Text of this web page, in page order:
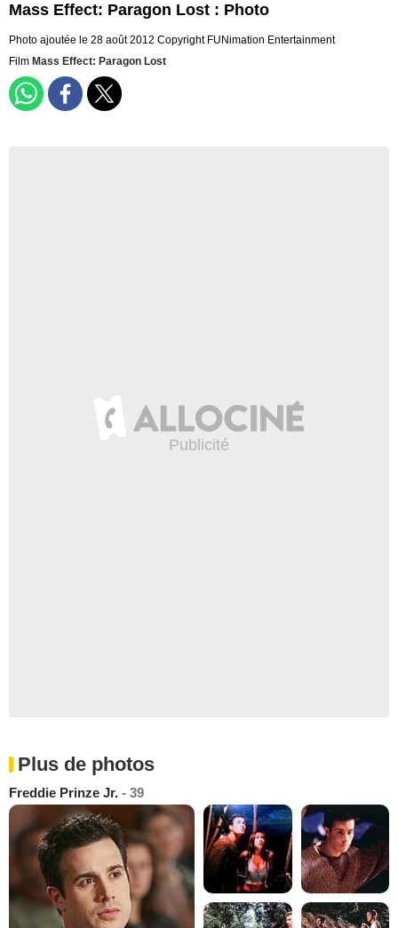
Mass Effect: Paragon Lost : Photo
Photo ajoutée le 28 août 2012 Copyright FUNimation Entertainment
Film Mass Effect: Paragon Lost
Plus de photos
Freddie Prinze Jr. - 39